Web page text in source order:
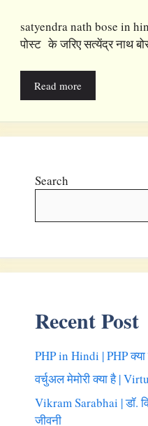
satyendra nath bose in
पोस्ट के जरिए सत्येंद्र नाथ
Read more
Search
Recent Post
PHP in Hindi | PHP
वर्चुअल मेमोरी क्या है |
Vikram Sarabhai | डॉ.
जीवनी